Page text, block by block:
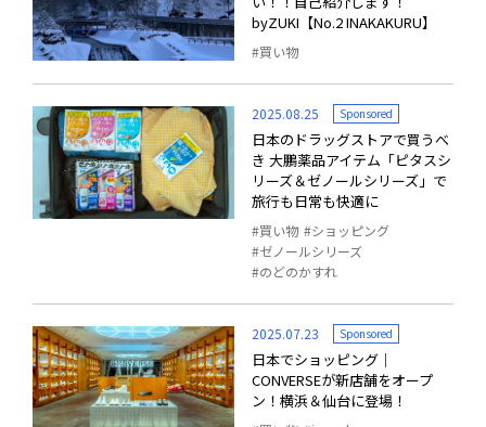
byZUKI【No.2 INAKAKURU】
買い物
2025.08.25 Sponsored
日本のドラッグストアで買うべ
き 大鵬薬品アイテム「ピタスシ
リーズ＆ゼノールシリーズ」で
旅行も日常も快適に
買い物
ショッピング
ゼノールシリーズ
のどのかすれ
2025.07.23 Sponsored
日本でショッピング｜
CONVERSEが新店舗をオープ
ン！横浜＆仙台に登場！